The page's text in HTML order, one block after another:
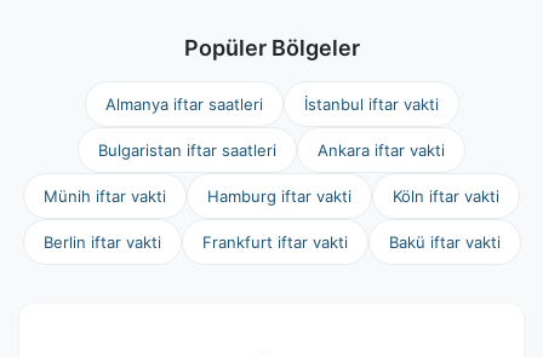
Popüler Bölgeler
Almanya iftar saatleri İstanbul iftar vakti
Bulgaristan iftar saatleri Ankara iftar vakti
Münih iftar vakti Hamburg iftar vakti Köln iftar vakti
Berlin iftar vakti Frankfurt iftar vakti Bakü iftar vakti